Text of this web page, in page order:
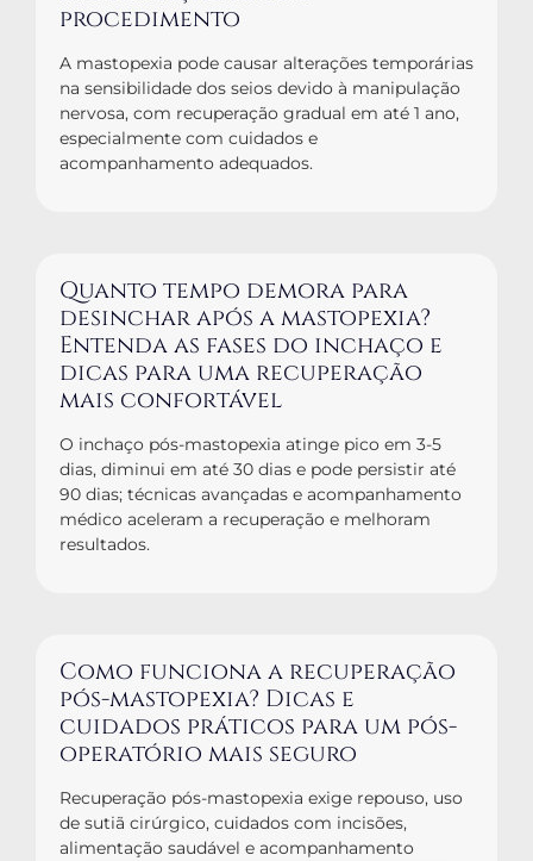
procedimento
A mastopexia pode causar alterações temporárias
na sensibilidade dos seios devido à manipulação
nervosa, com recuperação gradual em até 1 ano,
especialmente com cuidados e
acompanhamento adequados.
Quanto tempo demora para
desinchar após a mastopexia?
Entenda as fases do inchaço e
dicas para uma recuperação
mais confortável
O inchaço pós-mastopexia atinge pico em 3-5
dias, diminui em até 30 dias e pode persistir até
90 dias; técnicas avançadas e acompanhamento
médico aceleram a recuperação e melhoram
resultados.
Como funciona a recuperação
pós-mastopexia? Dicas e
cuidados práticos para um pós-
operatório mais seguro
Recuperação pós-mastopexia exige repouso, uso
de sutiã cirúrgico, cuidados com incisões,
alimentação saudável e acompanhamento